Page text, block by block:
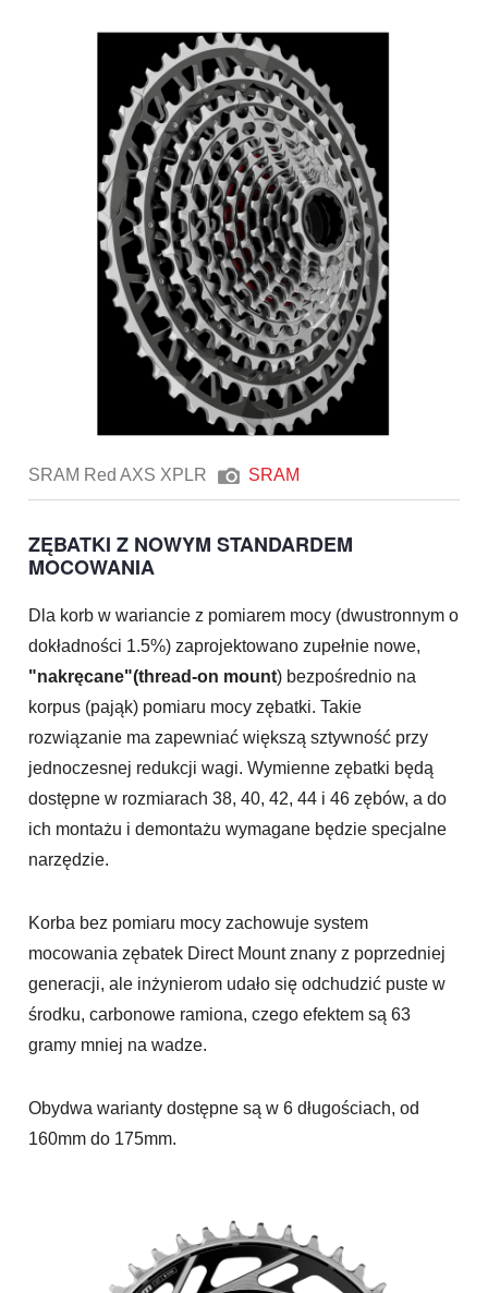
SRAM Red AXS XPLR SRAM
ZĘBATKI Z NOWYM STANDARDEM
MOCOWANIA
Dla korb w wariancie z pomiarem mocy (dwustronnym o
dokładności 1.5%) zaprojektowano zupełnie nowe,
"nakręcane"(thread-on mount) bezpośrednio na
korpus (pająk) pomiaru mocy zębatki. Takie
rozwiązanie ma zapewniać większą sztywność przy
jednoczesnej redukcji wagi. Wymienne zębatki będą
dostępne w rozmiarach 38, 40, 42, 44 i 46 zębów, a do
ich montażu i demontażu wymagane będzie specjalne
narzędzie.
Korba bez pomiaru mocy zachowuje system
mocowania zębatek Direct Mount znany z poprzedniej
generacji, ale inżynierom udało się odchudzić puste w
środku, carbonowe ramiona, czego efektem są 63
gramy mniej na wadze.
Obydwa warianty dostępne są w 6 długościach, od
160mm do 175mm.